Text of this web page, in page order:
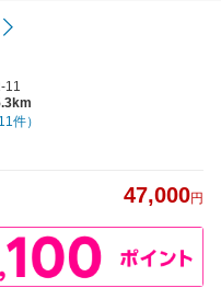
11
件）
47,000円